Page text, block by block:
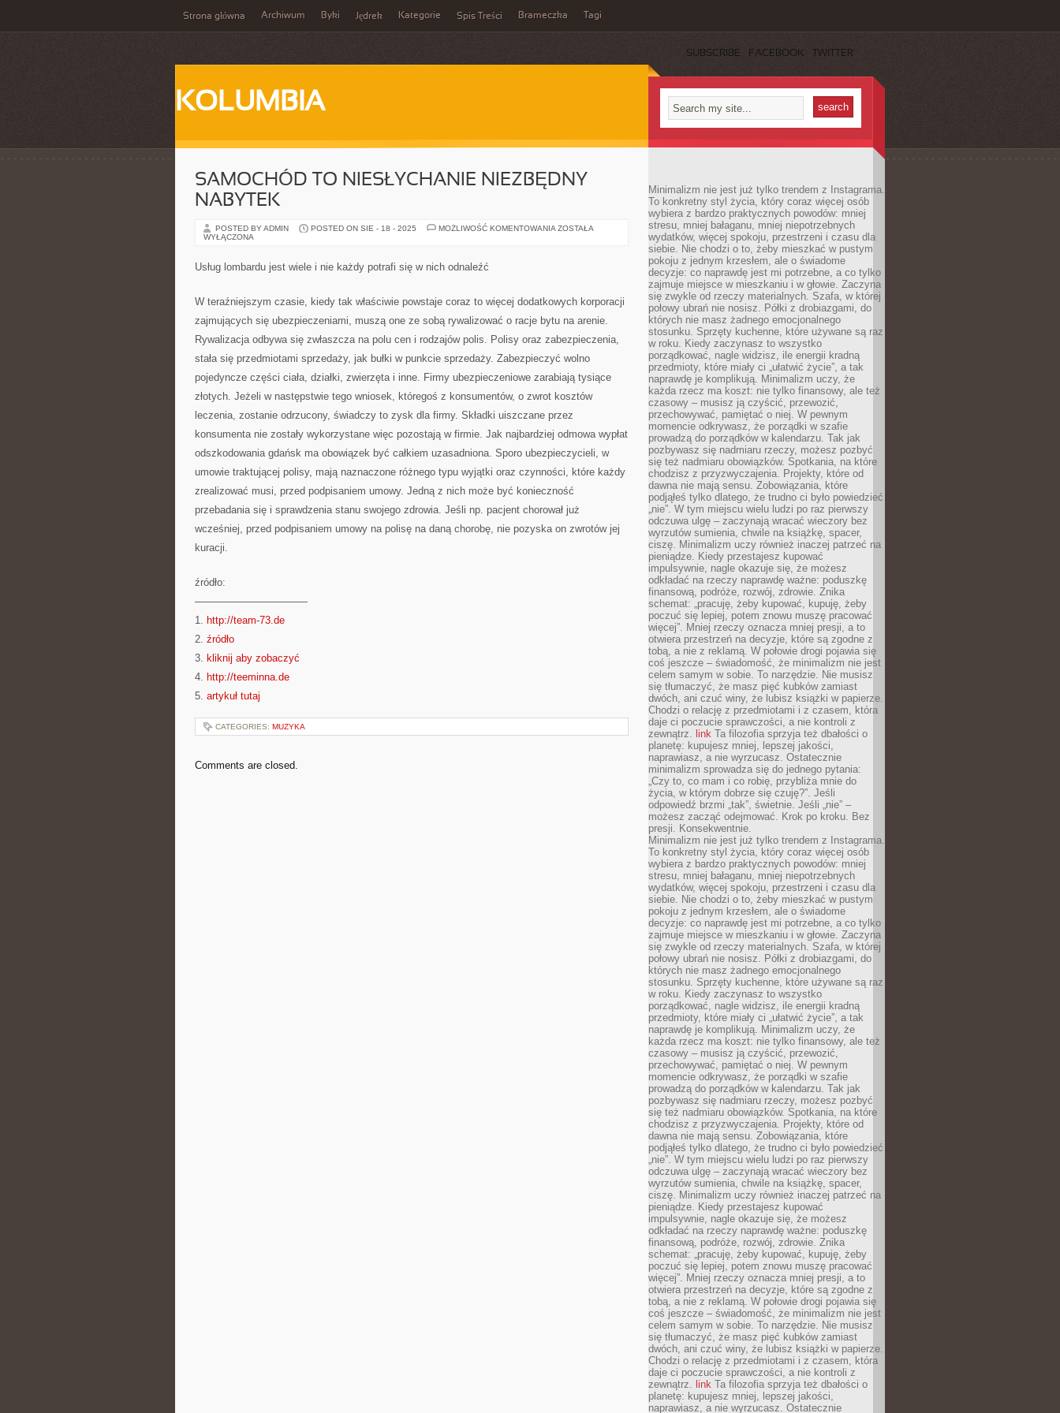
Strona główna Archiwum Byki Jędrek Kategorie Spis Treści Brameczka Tagi
SUBSCRIBE FACEBOOK TWITTER
KOLUMBIA
SAMOCHÓD TO NIESŁYCHANIE NIEZBĘDNY
NABYTEK
POSTED BY ADMIN POSTED ON SIE - 18 - 2025 MOŻLIWOŚĆ KOMENTOWANIA SAMOCHÓD
ZOSTAŁA
WYŁĄCZONA
Usług lombardu jest wiele i nie każdy potrafi się w nich odnaleźć
W teraźniejszym czasie, kiedy tak właściwie powstaje coraz to więcej dodatkowych korporacji
zajmujących się ubezpieczeniami, muszą one ze sobą rywalizować o racje bytu na arenie.
Rywalizacja odbywa się zwłaszcza na polu cen i rodzajów polis. Polisy oraz zabezpieczenia,
stała się przedmiotami sprzedaży, jak bułki w punkcie sprzedaży. Zabezpieczyć wolno
pojedyncze części ciała, działki, zwierzęta i inne. Firmy ubezpieczeniowe zarabiają tysiące
złotych. Jeżeli w następstwie tego wniosek, któregoś z konsumentów, o zwrot kosztów
leczenia, zostanie odrzucony, świadczy to zysk dla firmy. Składki uiszczane przez
konsumenta nie zostały wykorzystane więc pozostają w firmie. Jak najbardziej odmowa wypłat
odszkodowania gdańsk ma obowiązek być całkiem uzasadniona. Sporo ubezpieczycieli, w
umowie traktującej polisy, mają naznaczone różnego typu wyjątki oraz czynności, które każdy
zrealizować musi, przed podpisaniem umowy. Jedną z nich może być konieczność
przebadania się i sprawdzenia stanu swojego zdrowia. Jeśli np. pacjent chorował już
wcześniej, przed podpisaniem umowy na polisę na daną chorobę, nie pozyska on zwrotów jej
kuracji.
źródło:
———————————
1. http://team-73.de
2. źródło
3. kliknij aby zobaczyć
4. http://teeminna.de
5. artykuł tutaj
CATEGORIES: MUZYKA
Comments are closed.
Minimalizm nie jest już tylko trendem z Instagrama.
To konkretny styl życia, który coraz więcej osób
wybiera z bardzo praktycznych powodów: mniej
stresu, mniej bałaganu, mniej niepotrzebnych
wydatków, więcej spokoju, przestrzeni i czasu dla
siebie. Nie chodzi o to, żeby mieszkać w pustym
pokoju z jednym krzesłem, ale o świadome
decyzje: co naprawdę jest mi potrzebne, a co tylko
zajmuje miejsce w mieszkaniu i w głowie. Zaczyna
się zwykle od rzeczy materialnych. Szafa, w której
połowy ubrań nie nosisz. Półki z drobiazgami, do
których nie masz żadnego emocjonalnego
stosunku. Sprzęty kuchenne, które używane są raz
w roku. Kiedy zaczynasz to wszystko
porządkować, nagle widzisz, ile energii kradną
przedmioty, które miały ci „ułatwić życie”, a tak
naprawdę je komplikują. Minimalizm uczy, że
każda rzecz ma koszt: nie tylko finansowy, ale też
czasowy – musisz ją czyścić, przewozić,
przechowywać, pamiętać o niej. W pewnym
momencie odkrywasz, że porządki w szafie
prowadzą do porządków w kalendarzu. Tak jak
pozbywasz się nadmiaru rzeczy, możesz pozbyć
się też nadmiaru obowiązków. Spotkania, na które
chodzisz z przyzwyczajenia. Projekty, które od
dawna nie mają sensu. Zobowiązania, które
podjąłeś tylko dlatego, że trudno ci było powiedzieć
„nie”. W tym miejscu wielu ludzi po raz pierwszy
odczuwa ulgę – zaczynają wracać wieczory bez
wyrzutów sumienia, chwile na książkę, spacer,
ciszę. Minimalizm uczy również inaczej patrzeć na
pieniądze. Kiedy przestajesz kupować
impulsywnie, nagle okazuje się, że możesz
odkładać na rzeczy naprawdę ważne: poduszkę
finansową, podróże, rozwój, zdrowie. Znika
schemat: „pracuję, żeby kupować, kupuję, żeby
poczuć się lepiej, potem znowu muszę pracować
więcej”. Mniej rzeczy oznacza mniej presji, a to
otwiera przestrzeń na decyzje, które są zgodne z
tobą, a nie z reklamą. W połowie drogi pojawia się
coś jeszcze – świadomość, że minimalizm nie jest
celem samym w sobie. To narzędzie. Nie musisz
się tłumaczyć, że masz pięć kubków zamiast
dwóch, ani czuć winy, że lubisz książki w papierze.
Chodzi o relację z przedmiotami i z czasem, która
daje ci poczucie sprawczości, a nie kontroli z
zewnątrz. link Ta filozofia sprzyja też dbałości o
planetę: kupujesz mniej, lepszej jakości,
naprawiasz, a nie wyrzucasz. Ostatecznie
minimalizm sprowadza się do jednego pytania:
„Czy to, co mam i co robię, przybliża mnie do
życia, w którym dobrze się czuję?”. Jeśli
odpowiedź brzmi „tak”, świetnie. Jeśli „nie” –
możesz zacząć odejmować. Krok po kroku. Bez
presji. Konsekwentnie.
Minimalizm nie jest już tylko trendem z Instagrama.
To konkretny styl życia, który coraz więcej osób
wybiera z bardzo praktycznych powodów: mniej
stresu, mniej bałaganu, mniej niepotrzebnych
wydatków, więcej spokoju, przestrzeni i czasu dla
siebie. Nie chodzi o to, żeby mieszkać w pustym
pokoju z jednym krzesłem, ale o świadome
decyzje: co naprawdę jest mi potrzebne, a co tylko
zajmuje miejsce w mieszkaniu i w głowie. Zaczyna
się zwykle od rzeczy materialnych. Szafa, w której
połowy ubrań nie nosisz. Półki z drobiazgami, do
których nie masz żadnego emocjonalnego
stosunku. Sprzęty kuchenne, które używane są raz
w roku. Kiedy zaczynasz to wszystko
porządkować, nagle widzisz, ile energii kradną
przedmioty, które miały ci „ułatwić życie”, a tak
naprawdę je komplikują. Minimalizm uczy, że
każda rzecz ma koszt: nie tylko finansowy, ale też
czasowy – musisz ją czyścić, przewozić,
przechowywać, pamiętać o niej. W pewnym
momencie odkrywasz, że porządki w szafie
prowadzą do porządków w kalendarzu. Tak jak
pozbywasz się nadmiaru rzeczy, możesz pozbyć
się też nadmiaru obowiązków. Spotkania, na które
chodzisz z przyzwyczajenia. Projekty, które od
dawna nie mają sensu. Zobowiązania, które
podjąłeś tylko dlatego, że trudno ci było powiedzieć
„nie”. W tym miejscu wielu ludzi po raz pierwszy
odczuwa ulgę – zaczynają wracać wieczory bez
wyrzutów sumienia, chwile na książkę, spacer,
ciszę. Minimalizm uczy również inaczej patrzeć na
pieniądze. Kiedy przestajesz kupować
impulsywnie, nagle okazuje się, że możesz
odkładać na rzeczy naprawdę ważne: poduszkę
finansową, podróże, rozwój, zdrowie. Znika
schemat: „pracuję, żeby kupować, kupuję, żeby
poczuć się lepiej, potem znowu muszę pracować
więcej”. Mniej rzeczy oznacza mniej presji, a to
otwiera przestrzeń na decyzje, które są zgodne z
tobą, a nie z reklamą. W połowie drogi pojawia się
coś jeszcze – świadomość, że minimalizm nie jest
celem samym w sobie. To narzędzie. Nie musisz
się tłumaczyć, że masz pięć kubków zamiast
dwóch, ani czuć winy, że lubisz książki w papierze.
Chodzi o relację z przedmiotami i z czasem, która
daje ci poczucie sprawczości, a nie kontroli z
zewnątrz. link Ta filozofia sprzyja też dbałości o
planetę: kupujesz mniej, lepszej jakości,
naprawiasz, a nie wyrzucasz. Ostatecznie